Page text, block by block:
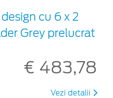
cu 6 x 2
Grey prelucrat
€ 483,78
Vezi detalii